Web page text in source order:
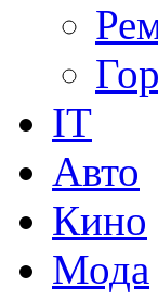
IT
Авто
Кино
Мода